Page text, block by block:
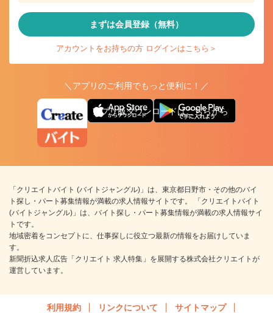
まずは会員登録（無料）
アカウントをお持ちの方 ログインはこちら＞
＼アプリのご利用でもっと便利に！／
アプリ版ダウンロードはこちらから
「クリエイトバイト (バイトジャングル)」は、東京都日野市・その他のバイ
ト探し・パート募集情報が満載の求人情報サイトです。 「クリエイトバイト
(バイトジャングル)」は、バイト探し・パート募集情報が満載の求人情報サイ
トです。
地域密着をコンセプトに、仕事探しに役立つ最新の情報をお届けしていま
す。
新聞折込求人広告「クリエイト 求人特集」を展開する株式会社クリエイトが
運営しています。
利用規約 リンクについて サイトマップ